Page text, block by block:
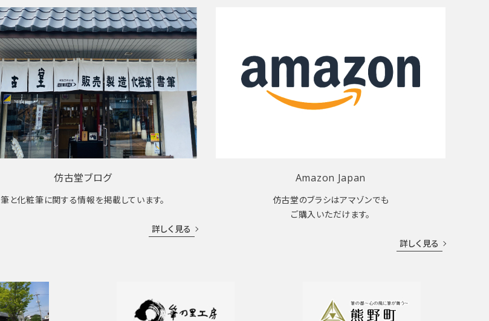
仿古堂ブログ
筆と化粧筆に関する情報を掲載しています。
詳しく見る
Amazon Japan
仿古堂のブラシはアマゾンでも
ご購入いただけます。
詳しく見る